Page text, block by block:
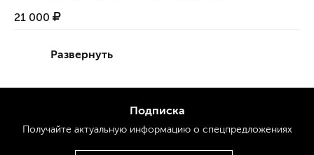
21 000
Развернуть
Подписка
Получайте актуальнуюинформациюо спецпредложениях